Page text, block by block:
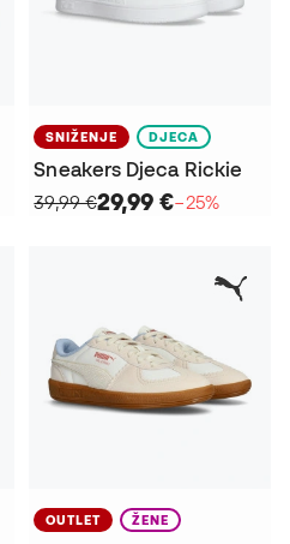
SNIŽENJE DJECA
Sneakers Djeca Rickie
39,99 €29,99 €−25%
OUTLET ŽENE